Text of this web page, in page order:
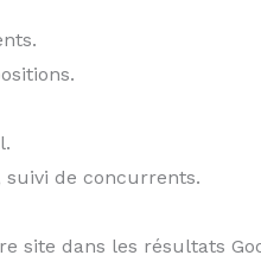
suivi de concurrents.
site dans les résultats